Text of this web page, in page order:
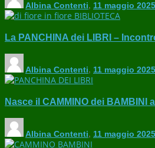
Albina Contenti, 11 maggio 2025
La PANCHINA dei LIBRI –
Albina Contenti, 11 maggio 2025
Nasce il CAMMINO dei BAMBINI
Albina Contenti, 11 maggio 2025